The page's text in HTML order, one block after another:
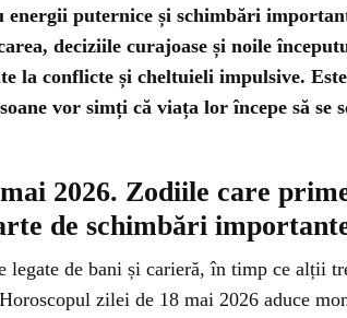
energii puternice și schimbări
deciziile curajoase și noile
la conflicte și cheltuieli impulsive.
vor simți că viața lor începe să se
2026. Zodiile care
de schimbări
de bani și carieră, în timp ce alții
zilei de 18 mai 2026 aduce